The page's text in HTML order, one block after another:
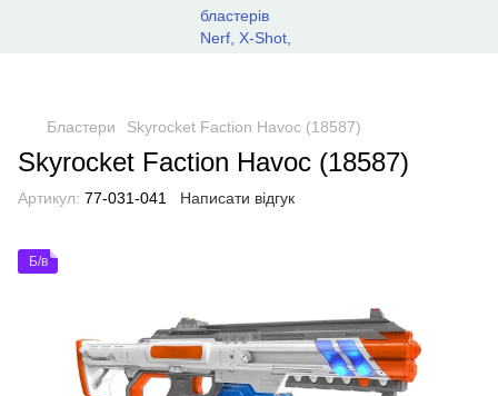
Бластери Skyrocket Faction Havoc (18587)
Skyrocket Faction Havoc (18587)
Артикул: 77-031-041 Написати відгук
Б/в